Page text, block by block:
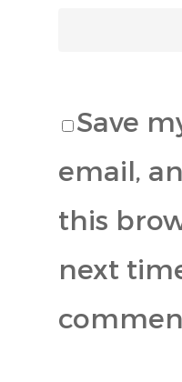
Save
email,
this
next